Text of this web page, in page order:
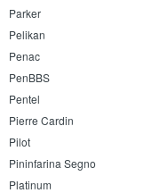
Parker
Pelikan
Penac
PenBBS
Pentel
Pierre Cardin
Pilot
Pininfarina Segno
Platinum